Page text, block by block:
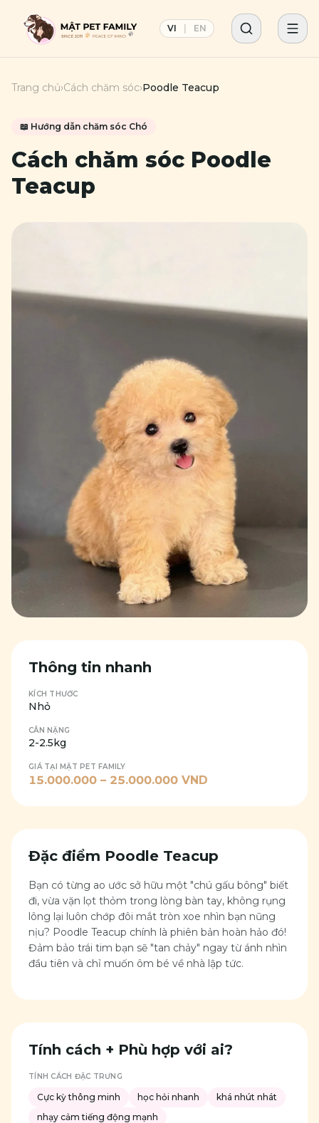
VI EN
Trang chủ›Cách chăm sóc›Poodle Teacup
📖 Hướng dẫn chăm sóc Chó
Cách chăm sóc Poodle
Teacup
Thông tin nhanh
KÍCH THƯỚC
Nhỏ
CÂN NẶNG
2-2.5kg
GIÁ TẠI MẬT PET FAMILY
15.000.000 – 25.000.000 VND
Đặc điểm Poodle Teacup
Bạn có từng ao ước sở hữu một "chú gấu bông" biết
đi, vừa vặn lọt thỏm trong lòng bàn tay, không rụng
lông lại luôn chớp đôi mắt tròn xoe nhìn bạn nũng
nịu? Poodle Teacup chính là phiên bản hoàn hảo đó!
Đảm bảo trái tim bạn sẽ "tan chảy" ngay từ ánh nhìn
đầu tiên và chỉ muốn ôm bé về nhà lập tức.
Tính cách + Phù hợp với ai?
TÍNH CÁCH ĐẶC TRƯNG
Cực kỳ thông minh học hỏi nhanh
khá nhút nhát
nhạy cảm tiếng động mạnh